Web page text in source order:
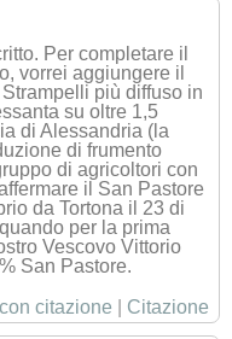
Per completare il
vorrei aggiungere il
più diffuso in
su oltre 1,5
di Alessandria (la
di frumento
di agricoltori con
il San Pastore
da Tortona il 23 di
per la prima
Vescovo Vittorio
San Pastore.
citazione Citazione